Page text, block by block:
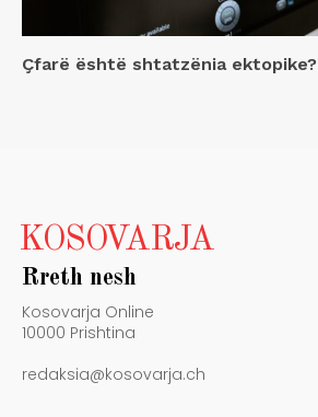
Çfarë është shtatzënia ektopike?
KOSOVARJA
Rreth nesh
Kosovarja Online
10000 Prishtina
redaksia@kosovarja.ch